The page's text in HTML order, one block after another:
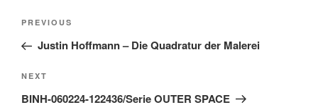
Post
Previous
Post
PREVIOUS
Justin Hoffmann – Die Quadratur der Malerei
Next
Post
NEXT
BINH-060224-122436/Serie OUTER SPACE